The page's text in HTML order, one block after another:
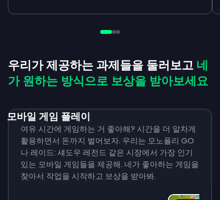
우리가 제공하는 과제들을 둘러보고 네
가 원하는 방식으로 보상을 받아보세요
모바일 게임 플레이
여유 시간에 게임하는 거 좋아해? 시간을 더 알차게
활용하면서 돈까지 벌어보자. 우리는 모노폴리 GO
나 레이드: 섀도우 레전드 같은 시장에서 가장 인기
있는 모바일 게임들을 제공해. 네가 좋아하는 게임을
찾아서 작업을 시작하고 보상을 받아봐.